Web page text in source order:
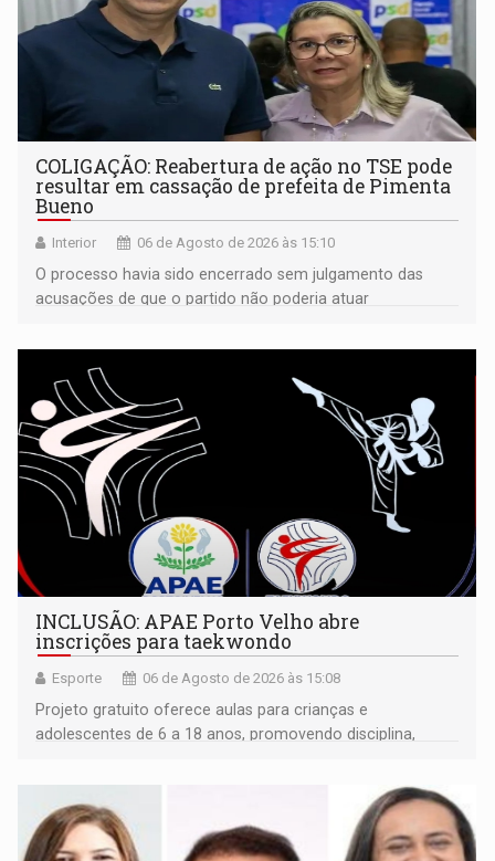
COLIGAÇÃO: Reabertura de ação no TSE pode
resultar em cassação de prefeita de Pimenta
Bueno
Interior 06 de Agosto de 2026 às 15:10
O processo havia sido encerrado sem julgamento das
acusações de que o partido não poderia atuar
INCLUSÃO: APAE Porto Velho abre
inscrições para taekwondo
Esporte 06 de Agosto de 2026 às 15:08
Projeto gratuito oferece aulas para crianças e
adolescentes de 6 a 18 anos, promovendo disciplina,